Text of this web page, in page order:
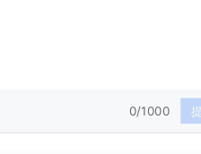
0/1000